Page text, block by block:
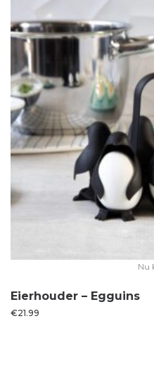
Nu
Eierhouder – Egguins
€21.99